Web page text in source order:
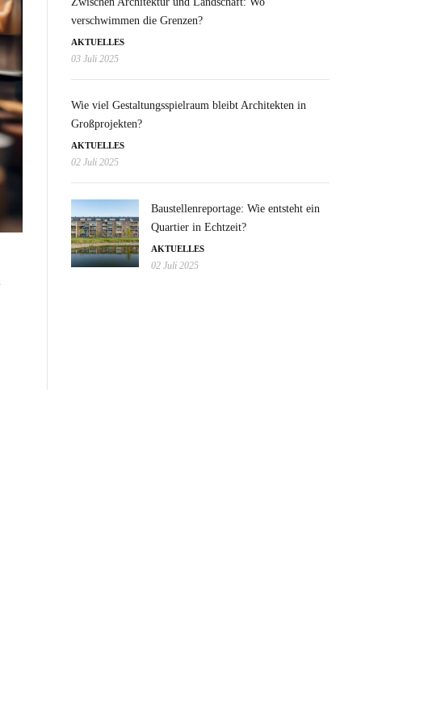
verschwimmen die Grenzen?
AKTUELLES
03 Juli 2025
Wie viel Gestaltungsspielraum bleibt Architekten in
Großprojekten?
AKTUELLES
02 Juli 2025
Baustellenreportage: Wie entsteht ein
Quartier in Echtzeit?
AKTUELLES
02 Juli 2025